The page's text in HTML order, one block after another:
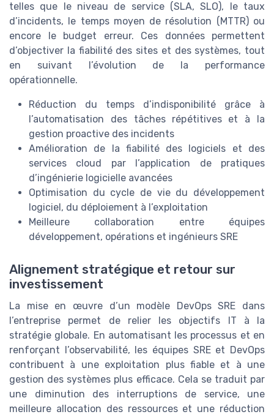
telles que le niveau de service (SLA, SLO), le taux
d’incidents, le temps moyen de résolution (MTTR) ou
encore le budget erreur. Ces données permettent
d’objectiver la fiabilité des sites et des systèmes, tout
en suivant l’évolution de la performance
opérationnelle.
Réduction du temps d’indisponibilité grâce à
l’automatisation des tâches répétitives et à la
gestion proactive des incidents
Amélioration de la fiabilité des logiciels et des
services cloud par l’application de pratiques
d’ingénierie logicielle avancées
Optimisation du cycle de vie du développement
logiciel, du déploiement à l’exploitation
Meilleure collaboration entre équipes
développement, opérations et ingénieurs SRE
Alignement stratégique et retour sur
investissement
La mise en œuvre d’un modèle DevOps SRE dans
l’entreprise permet de relier les objectifs IT à la
stratégie globale. En automatisant les processus et en
renforçant l’observabilité, les équipes SRE et DevOps
contribuent à une exploitation plus fiable et à une
gestion des systèmes plus efficace. Cela se traduit par
une diminution des interruptions de service, une
meilleure allocation des ressources et une réduction